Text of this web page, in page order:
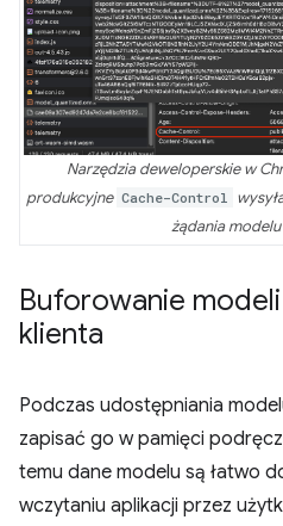
Narzędzia deweloperskie w
produkcyjne Cache-Control
żądania modelu
Buforowanie
klienta
Podczas udostępniania
zapisać go w pamięci
temu dane modelu są łatwo
wczytaniu aplikacji przez